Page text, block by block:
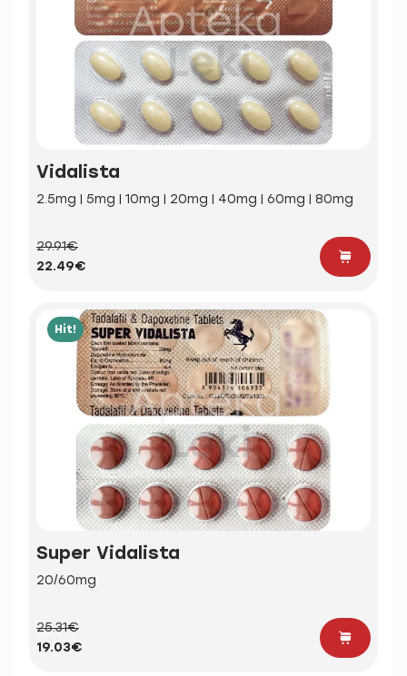
Vidalista
2.5mg | 5mg | 10mg | 20mg | 40mg | 60mg | 80mg
29.91€
22.49€
Hit!
Super Vidalista
20/60mg
25.31€
19.03€